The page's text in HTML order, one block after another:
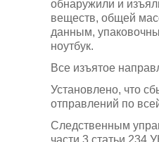
обнаружили и
веществ, общей
данным,
ноутбук.
Все изъятое
Установлено, что
отправлений по
Следственным